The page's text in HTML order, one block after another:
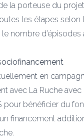
la porteuse du
les étapes selon
nombre d’épisodes
en
avec La Ruche
pour bénéficier du
financement